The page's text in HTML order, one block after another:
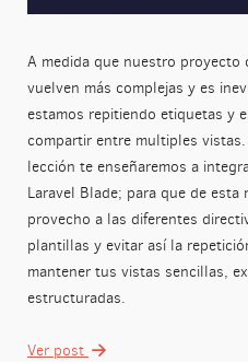
A medida que nuestro
vuelven más complejas y es
estamos repitiendo etiquetas y
compartir entre multiples
lección te enseñaremos a
Laravel Blade; para que de esta
provecho a las diferentes
plantillas y evitar así la
mantener tus vistas sencillas,
estructuradas.
Ver post